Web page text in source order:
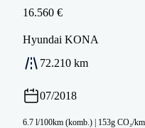
16.560 €
Hyundai KONA
72.210 km
07/2018
6.7 l/100km (komb.) | 153g CO₂/